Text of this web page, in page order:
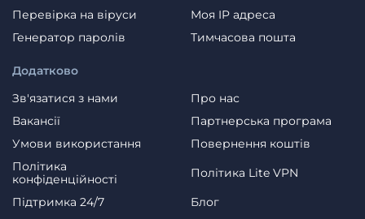
Додатково
Зв'язатися з нами
Про нас
Вакансії
Партнерська програма
Умови використання
Повернення коштів
Політика
конфіденційності
Політика Lite VPN
Пiдтримка 24/7
Блог
Перевірка на віруси
Моя IP адреса
Генератор паролів
Тимчасова пошта